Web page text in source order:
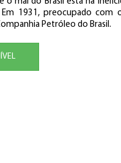
Em 1931, preocupado
Petróleo do Brasil.